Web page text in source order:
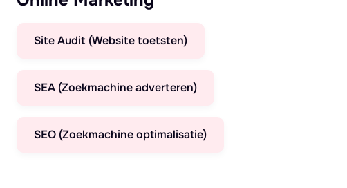
Site Audit (Website toetsten)
SEA (Zoekmachine adverteren)
SEO (Zoekmachine optimalisatie)